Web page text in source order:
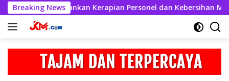
Langsung
ke
konten
Breaking News
Kahfi Tekankan Kerapian Personel dan Kebersihan Mako